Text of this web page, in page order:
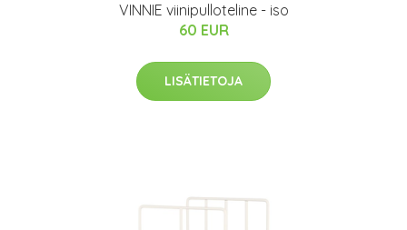
VINNIE viinipulloteline - iso
60 EUR
LISÄTIETOJA